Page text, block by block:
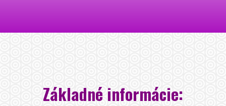
Základné informácie: